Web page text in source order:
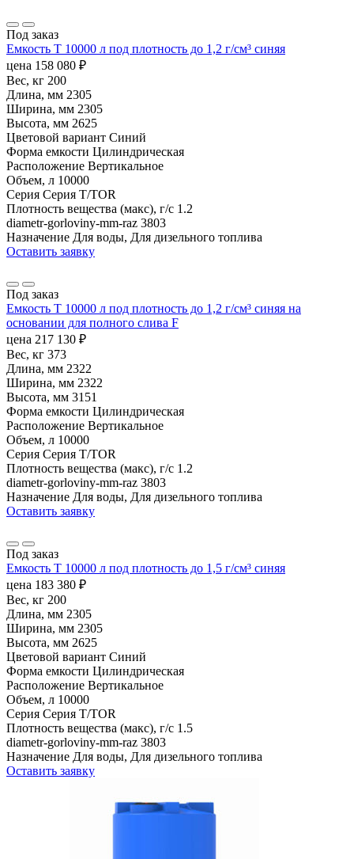
Под заказ
Емкость T 10000 л под плотность до 1,2 г/см³ синяя
цена 158 080 ₽
Вес, кг 200
Длина, мм 2305
Ширина, мм 2305
Высота, мм 2625
Цветовой вариант Синий
Форма емкости Цилиндрическая
Расположение Вертикальное
Объем, л 10000
Серия Серия T/TOR
Плотность вещества (макс), г/с 1.2
diametr-gorloviny-mm-raz 3803
Назначение Для воды, Для дизельного топлива
Оставить заявку
Под заказ
Емкость T 10000 л под плотность до 1,2 г/см³ синяя на
основании для полного слива F
цена 217 130 ₽
Вес, кг 373
Длина, мм 2322
Ширина, мм 2322
Высота, мм 3151
Форма емкости Цилиндрическая
Расположение Вертикальное
Объем, л 10000
Серия Серия T/TOR
Плотность вещества (макс), г/с 1.2
diametr-gorloviny-mm-raz 3803
Назначение Для воды, Для дизельного топлива
Оставить заявку
Под заказ
Емкость T 10000 л под плотность до 1,5 г/см³ синяя
цена 183 380 ₽
Вес, кг 200
Длина, мм 2305
Ширина, мм 2305
Высота, мм 2625
Цветовой вариант Синий
Форма емкости Цилиндрическая
Расположение Вертикальное
Объем, л 10000
Серия Серия T/TOR
Плотность вещества (макс), г/с 1.5
diametr-gorloviny-mm-raz 3803
Назначение Для воды, Для дизельного топлива
Оставить заявку